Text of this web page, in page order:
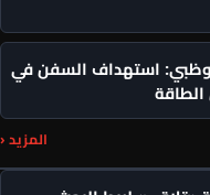
استهداف السفن في
المزيد ‹